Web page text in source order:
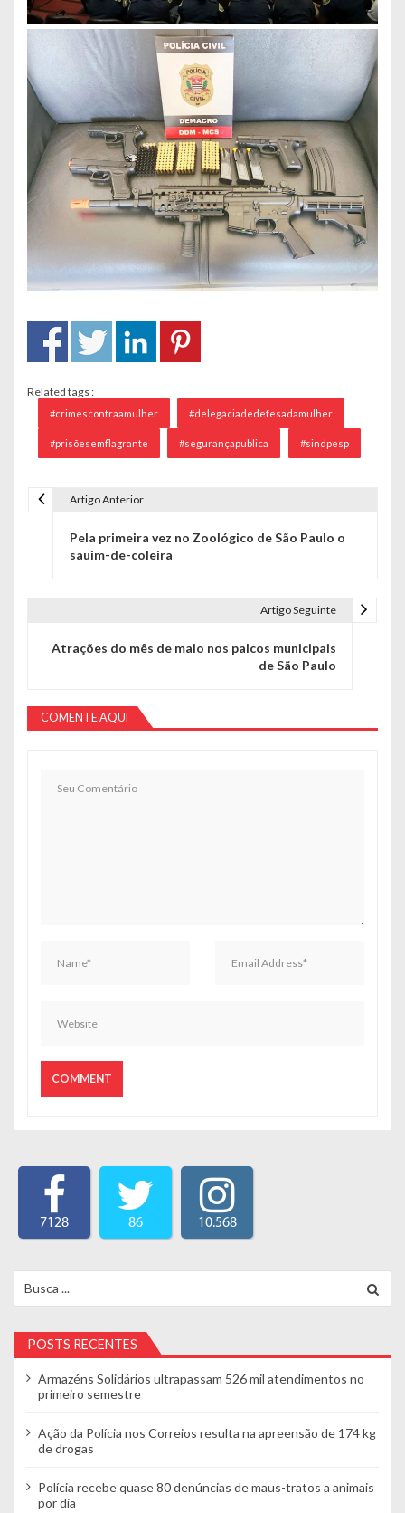
Related tags :
#crimescontraamulher #delegaciadedefesadamulher
#prisõesemflagrante #segurançapublica #sindpesp
Artigo Anterior
Pela primeira vez no Zoológico de São Paulo o
sauim-de-coleira
Artigo Seguinte
Atrações do mês de maio nos palcos municipais
de São Paulo
COMENTE AQUI
7128 86 10.568
POSTS RECENTES
Armazéns Solidários ultrapassam 526 mil atendimentos no
primeiro semestre
Ação da Polícia nos Correios resulta na apreensão de 174 kg
de drogas
Polícia recebe quase 80 denúncias de maus-tratos a animais
por dia